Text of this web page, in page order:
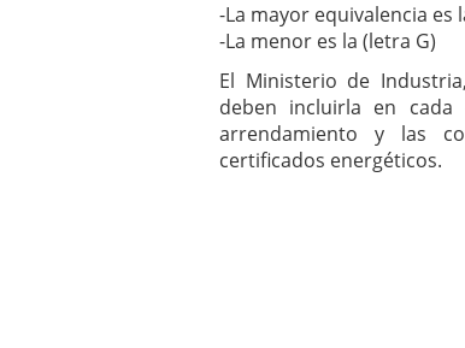
-La mayor equivalencia es
-La menor es la (letra G)
El Ministerio de
deben incluirla en
arrendamiento y las
certificados energéticos.